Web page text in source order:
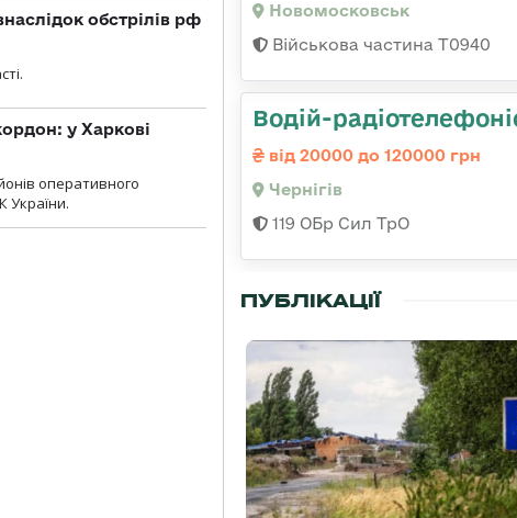
обстрілів рф
у Харкові
оперативного
України.
Новомосковськ
Військова частина Т0940
Водій-
від 20000 до 120000 грн
Чернігів
119 ОБр Сил ТрО
ПУБЛІКАЦІЇ